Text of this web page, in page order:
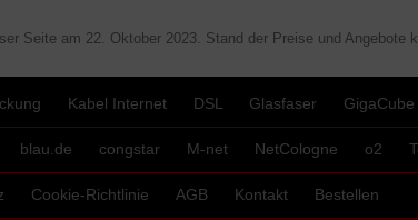
Seite am 22. Oktober 2023. Stand der Preise und Angebote
Kabel Internet DSL Glasfaser GigaCube
blau.de congstar M-net NetCologne o2
Cookie-Richtlinie AGB Kontakt Bestellen